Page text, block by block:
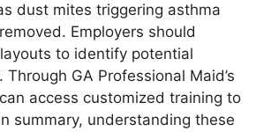
dust mites triggering asthma
Employers should
to identify potential
Through GA Professional Maid’s
access customized training to
summary, understanding these